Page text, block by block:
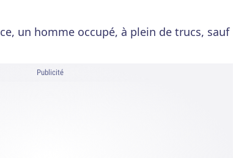
un homme occupé, à plein de trucs, sauf
Publicité